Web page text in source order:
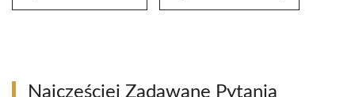
Najczęściej Zadawane Pytania